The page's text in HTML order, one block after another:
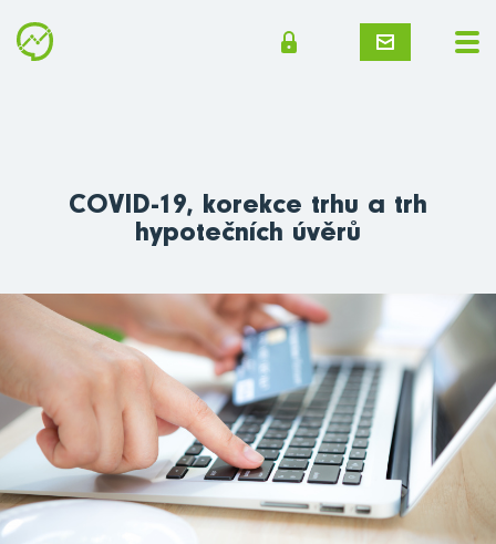
COVID-19, korekce trhu a trh
hypotečních úvěrů